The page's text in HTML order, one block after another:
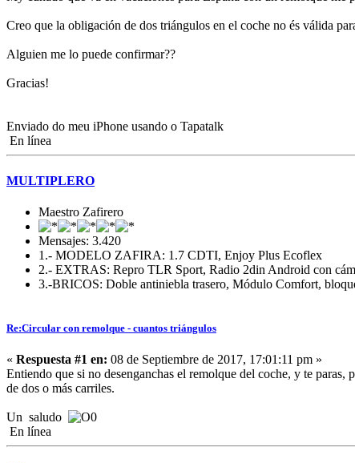
Creo que la obligación de dos triángulos en el coche no és válida
Alguien me lo puede confirmar??
Gracias!
Enviado do meu iPhone usando o Tapatalk
En línea
MULTIPLERO
Maestro Zafirero
Mensajes: 3.420
1.- MODELO ZAFIRA: 1.7 CDTI, Enjoy Plus Ecoflex
2.- EXTRAS: Repro TLR Sport, Radio 2din Android con
3.-BRICOS: Doble antiniebla trasero, Módulo Comfort,
Re:Circular con remolque - cuantos triángulos
« Respuesta #1 en: 08 de Septiembre de 2017, 17:01:11 pm »
Entiendo que si no desenganchas el remolque del coche, y te
de dos o más carriles.
Un saludo
En línea